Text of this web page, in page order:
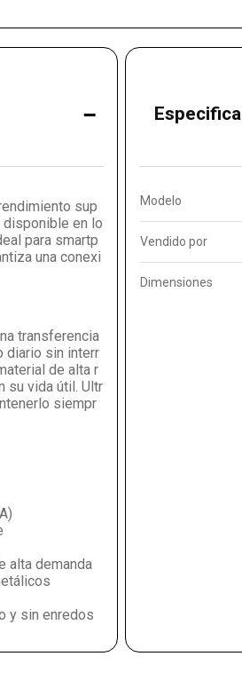
-
sup
disponible en lo
para smartp
una conexi
transferencia
diario sin interr
de alta r
su vida útil. Ultr
siempr
alta demanda
y sin enredos
Modelo
Vendido por
Dimensiones